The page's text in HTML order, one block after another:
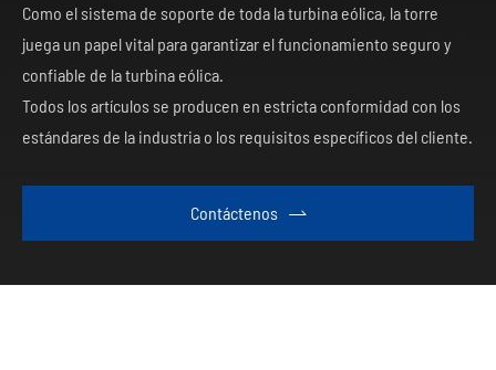
Como el sistema de soporte de toda la turbina eólica, la torre
juega un papel vital para garantizar el funcionamiento seguro y
confiable de la turbina eólica.
Todos los artículos se producen en estricta conformidad con los
estándares de la industria o los requisitos específicos del cliente.
Contáctenos 